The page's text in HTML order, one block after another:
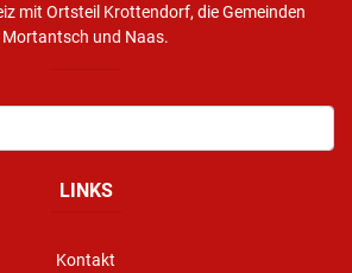
mit Ortsteil Krottendorf, die Gemeinden
Mortantsch und Naas.
LINKS
Kontakt